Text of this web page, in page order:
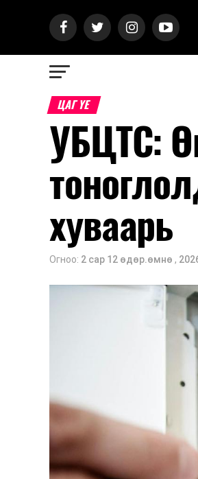
ЦАГ ҮЕ
УБЦТС:
хуваарь
Огноо: 2 сар 12 өдөр.өмнө ,